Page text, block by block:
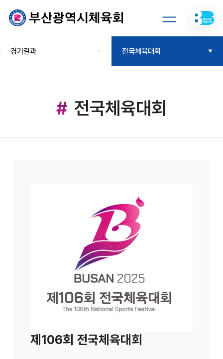
전국체육대회
경기결과 전국체육대회
제106회 전국체육대회